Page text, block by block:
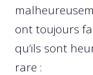
ont toujours
qu’ils sont
rare :